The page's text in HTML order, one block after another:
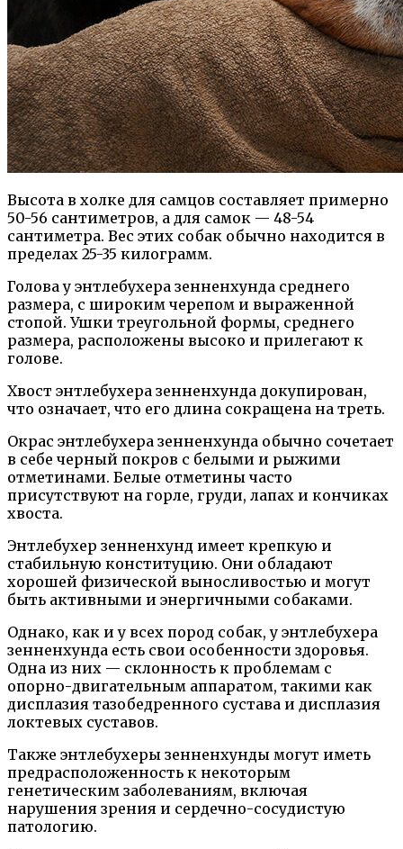
Высота в холке для самцов составляет примерно
50-56 сантиметров, а для самок — 48-54
сантиметра. Вес этих собак обычно находится в
пределах 25-35 килограмм.
Голова у энтлебухера зенненхунда среднего
размера, с широким черепом и выраженной
стопой. Ушки треугольной формы, среднего
размера, расположены высоко и прилегают к
голове.
Хвост энтлебухера зенненхунда докупирован,
что означает, что его длина сокращена на треть.
Окрас энтлебухера зенненхунда обычно сочетает
в себе черный покров с белыми и рыжими
отметинами. Белые отметины часто
присутствуют на горле, груди, лапах и кончиках
хвоста.
Энтлебухер зенненхунд имеет крепкую и
стабильную конституцию. Они обладают
хорошей физической выносливостью и могут
быть активными и энергичными собаками.
Однако, как и у всех пород собак, у энтлебухера
зенненхунда есть свои особенности здоровья.
Одна из них — склонность к проблемам с
опорно-двигательным аппаратом, такими как
дисплазия тазобедренного сустава и дисплазия
локтевых суставов.
Также энтлебухеры зенненхунды могут иметь
предрасположенность к некоторым
генетическим заболеваниям, включая
нарушения зрения и сердечно-сосудистую
патологию.